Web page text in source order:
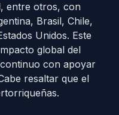
entre otros, con
Brasil, Chile,
Unidos. Este
global del
con apoyar
resaltar que el